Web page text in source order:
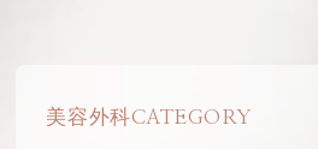
美容外科CATEGORY